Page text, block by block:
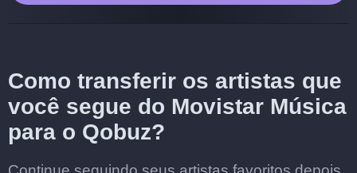
Como transferir os artistas que
você segue do Movistar Música
para o Qobuz?